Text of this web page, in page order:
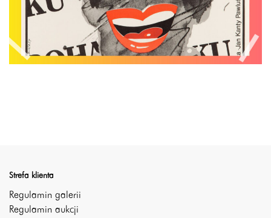
Strefa klienta
Regulamin galerii
Regulamin aukcji